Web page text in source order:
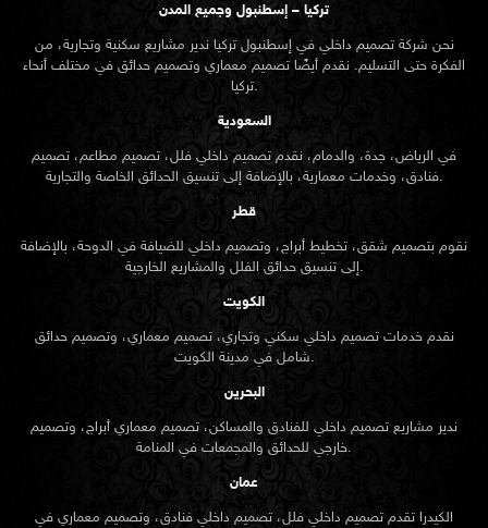
تركيا – إسطنبول وجميع المدن
نحن شركة تصميم داخلي في إسطنبول تركيا ندير مشاريع سكنية وتجارية، من
الفكرة حتى التسليم. نقدم أيضًا تصميم معماري وتصميم حدائق في مختلف أنحاء
تركيا.
السعودية
في الرياض، جدة، والدمام، نقدم تصميم داخلي فلل، تصميم مطاعم، تصميم
فنادق، وخدمات معمارية، بالإضافة إلى تنسيق الحدائق الخاصة والتجارية.
قطر
نقوم بتصميم شقق، تخطيط أبراج، وتصميم داخلي للضيافة في الدوحة، بالإضافة
إلى تنسيق حدائق الفلل والمشاريع الخارجية.
الكويت
نقدم خدمات تصميم داخلي سكني وتجاري، تصميم معماري، وتصميم حدائق
شامل في مدينة الكويت.
البحرين
ندير مشاريع تصميم داخلي للفنادق والمساكن، تصميم معماري أبراج، وتصميم
خارجي للحدائق والمجمعات في المنامة.
عمان
الكيدرا تقدم تصميم داخلي فلل، تصميم داخلي فنادق، وتصميم معماري في